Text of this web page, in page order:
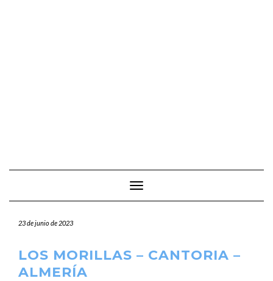
Cambiar modo de navegación
23 de junio de 2023
LOS MORILLAS – CANTORIA –
ALMERÍA